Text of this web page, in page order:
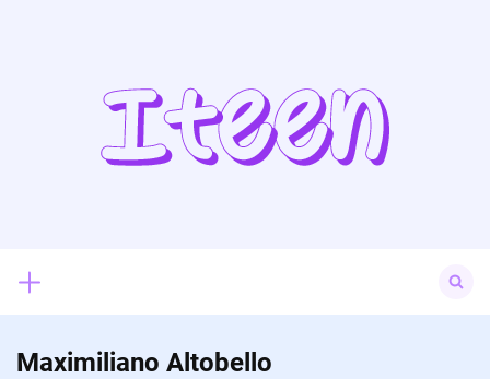
for:
Maximiliano Altobello